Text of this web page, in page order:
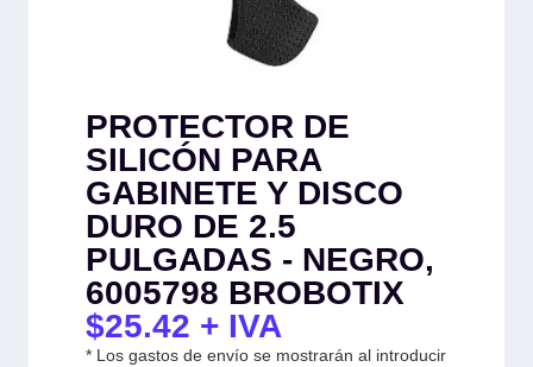
PROTECTOR DE
SILICÓN PARA
GABINETE Y DISCO
DURO DE 2.5
PULGADAS - NEGRO,
6005798 BROBOTIX
$25.42 + IVA
* Los gastos de envío se mostrarán al introducir